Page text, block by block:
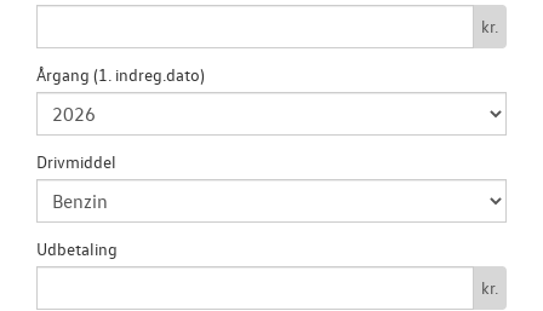
TILBEHØR
NYHEDER
RESERVEDELE
JOB OG
kr.
Årgang (1. indreg.dato)
Drivmiddel
Udbetaling
kr.